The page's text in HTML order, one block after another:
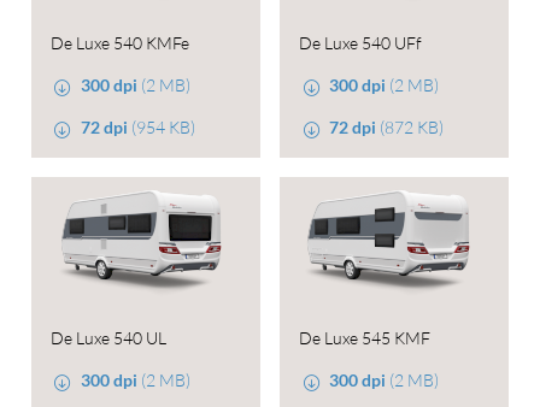
De Luxe 540 KMFe
300 dpi (2 MB)
72 dpi (954 KB)
De Luxe 540 UFf
300 dpi (2 MB)
72 dpi (872 KB)
De Luxe 540 UL
300 dpi (2 MB)
De Luxe 545 KMF
300 dpi (2 MB)